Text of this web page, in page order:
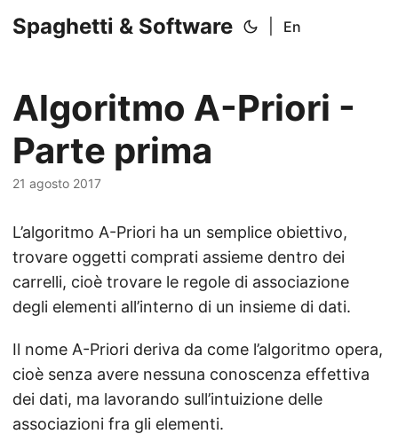
Spaghetti & Software En
Algoritmo A-Priori -
Parte prima
21 agosto 2017
L’algoritmo A-Priori ha un semplice obiettivo,
trovare oggetti comprati assieme dentro dei
carrelli, cioè trovare le regole di associazione
degli elementi all’interno di un insieme di dati.
Il nome A-Priori deriva da come l’algoritmo opera,
cioè senza avere nessuna conoscenza effettiva
dei dati, ma lavorando sull’intuizione delle
associazioni fra gli elementi.